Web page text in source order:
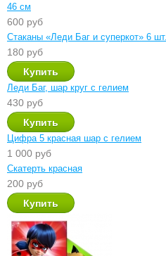
46 см
600 руб
Стаканы «Леди Баг и суперкот» 6 шт.
180 руб
Леди Баг, шар круг с гелием
430 руб
Цифра 5 красная шар с гелием
1 000 руб
Скатерть красная
200 руб